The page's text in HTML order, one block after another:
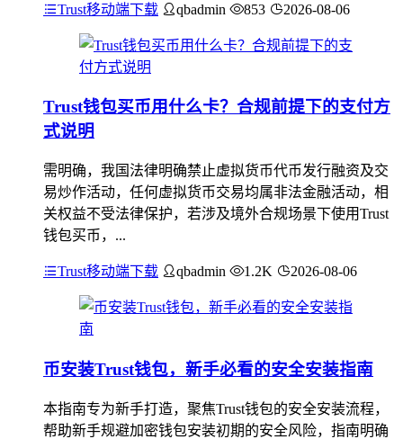
Trust移动端下载 qbadmin 853 2026-08-06
Trust钱包买币用什么卡？合规前提下的支付方
式说明
需明确，我国法律明确禁止虚拟货币代币发行融资及交
易炒作活动，任何虚拟货币交易均属非法金融活动，相
关权益不受法律保护，若涉及境外合规场景下使用Trust
钱包买币，...
Trust移动端下载 qbadmin 1.2K 2026-08-06
币安装Trust钱包，新手必看的安全安装指南
本指南专为新手打造，聚焦Trust钱包的安全安装流程，
帮助新手规避加密钱包安装初期的安全风险，指南明确